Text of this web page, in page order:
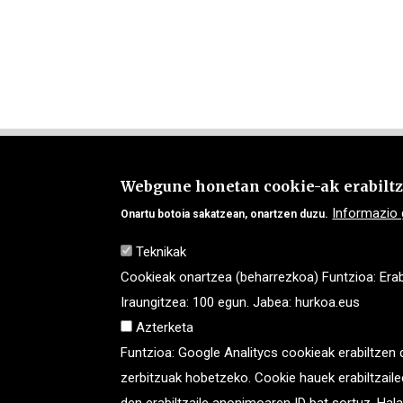
Laguntza-neurriak
Tel: 943 468 956
IRUN: Geltoki 7, 20301, Tel: 943 568 640.
AZKOITIA: Kale Nagusia 60 bajo, 20720, Tel: 943 468 956.
ARRASATE: Ferrerías, 32 behea 20500, Tel: 943 770 938
Webgune honetan cookie-ak
Onartu botoia sakatzean, onartzen duzu. Informazio
Teknikak
Cookieak onartzea (beharrezkoa) Funtzioa:
Iraungitzea: 100 egun. Jabea: hurkoa.eus
Azterketa
Funtzioa: Google Analitycs cookieak
zerbitzuak hobetzeko. Cookie hauek